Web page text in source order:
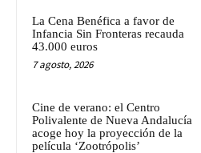
La Cena Benéfica a favor de
Infancia Sin Fronteras recauda
43.000 euros
7 agosto, 2026
Cine de verano: el Centro
Polivalente de Nueva Andalucía
acoge hoy la proyección de la
película ‘Zootrópolis’